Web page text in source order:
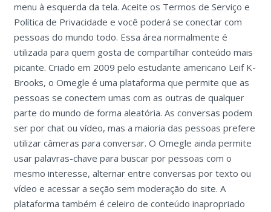
menu à esquerda da tela. Aceite os Termos de Serviço e
Política de Privacidade e você poderá se conectar com
pessoas do mundo todo. Essa área normalmente é
utilizada para quem gosta de compartilhar conteúdo mais
picante. Criado em 2009 pelo estudante americano Leif K-
Brooks, o Omegle é uma plataforma que permite que as
pessoas se conectem umas com as outras de qualquer
parte do mundo de forma aleatória. As conversas podem
ser por chat ou vídeo, mas a maioria das pessoas prefere
utilizar câmeras para conversar. O Omegle ainda permite
usar palavras-chave para buscar por pessoas com o
mesmo interesse, alternar entre conversas por texto ou
vídeo e acessar a seção sem moderação do site. A
plataforma também é celeiro de conteúdo inapropriado